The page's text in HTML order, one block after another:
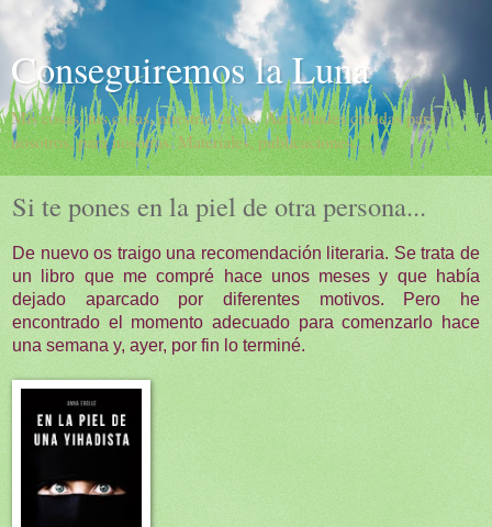
Conseguiremos la Luna
Mis cosas, tus cosas, nuestras cosas. Actividades creadas para
nosotros, para nosotras. Materiales, publicaciones,...
Si te pones en la piel de otra persona...
De nuevo os traigo una recomendación literaria. Se trata de
un libro que me compré hace unos meses y que había
dejado aparcado por diferentes motivos. Pero he
encontrado el momento adecuado para comenzarlo hace
una semana y, ayer, por fin lo terminé.